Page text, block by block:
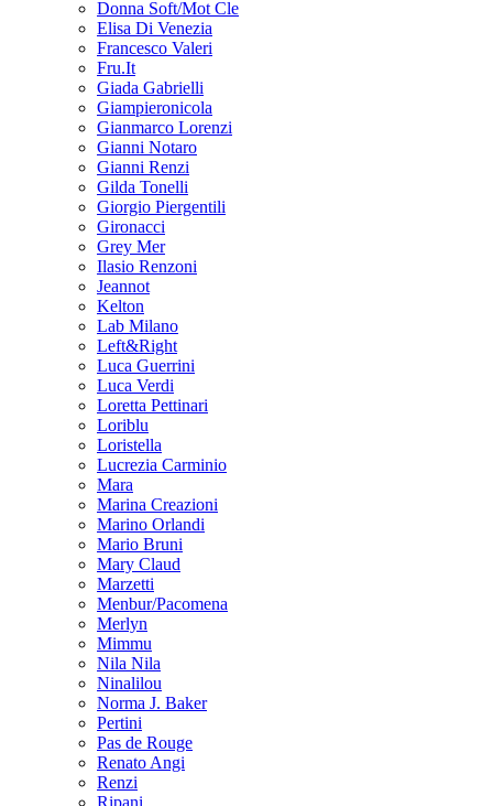
Donna Soft/Mot Cle
Elisa Di Venezia
Francesco Valeri
Fru.It
Giada Gabrielli
Giampieronicola
Gianmarco Lorenzi
Gianni Notaro
Gianni Renzi
Gilda Tonelli
Giorgio Piergentili
Gironacci
Grey Mer
Ilasio Renzoni
Jeannot
Kelton
Lab Milano
Left&Right
Luca Guerrini
Luca Verdi
Loretta Pettinari
Loriblu
Loristella
Lucrezia Carminio
Mara
Marina Creazioni
Marino Orlandi
Mario Bruni
Mary Claud
Marzetti
Menbur/Pacomena
Merlyn
Mimmu
Nila Nila
Ninalilou
Norma J. Baker
Pertini
Pas de Rouge
Renato Angi
Renzi
Ripani